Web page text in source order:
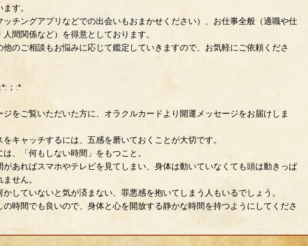
す。
ッチングアプリなどでの出会いもおまかせください）、お仕事全般（適職や仕
間関係など）を得意としております。
他のご相談もお悩みに応じて鑑定していきますので、お気軽にご依頼くださ
；:*
ジをご覧いただいた方に、オラクルカードより開運メッセージをお届けしま
をキャッチするには、五感を磨いておくことが大切です。
、「何もしない時間」をもつこと。
があればスマホやテレビを見てしまい、身体は動いていなくても頭は動きっぱ
せん。
かしていないと気が済まない、罪悪感を抱いてしまう人もいるでしょう。
の時間でも良いので、身体と心を開放する静かな時間を持つようにしてくださ